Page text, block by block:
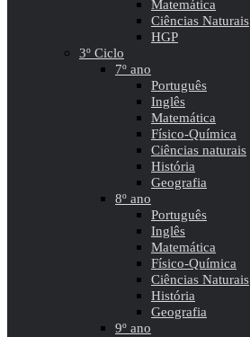
Matemática
Ciências Naturais
HGP
3º Ciclo
7º ano
Português
Inglês
Matemática
Físico-Química
Ciências naturais
História
Geografia
8º ano
Português
Inglês
Matemática
Físico-Química
Ciências Naturais
História
Geografia
9º ano